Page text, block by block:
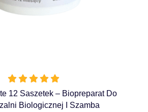
12 Saszetek – Biopreparat Do
Biologicznej I Szamba